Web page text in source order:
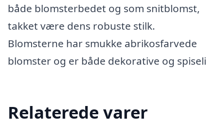
både blomsterbedet og som snitblomst,
takket være dens robuste stilk.
Blomsterne har smukke abrikosfarvede
blomster og er både dekorative og spiseli
Relaterede varer